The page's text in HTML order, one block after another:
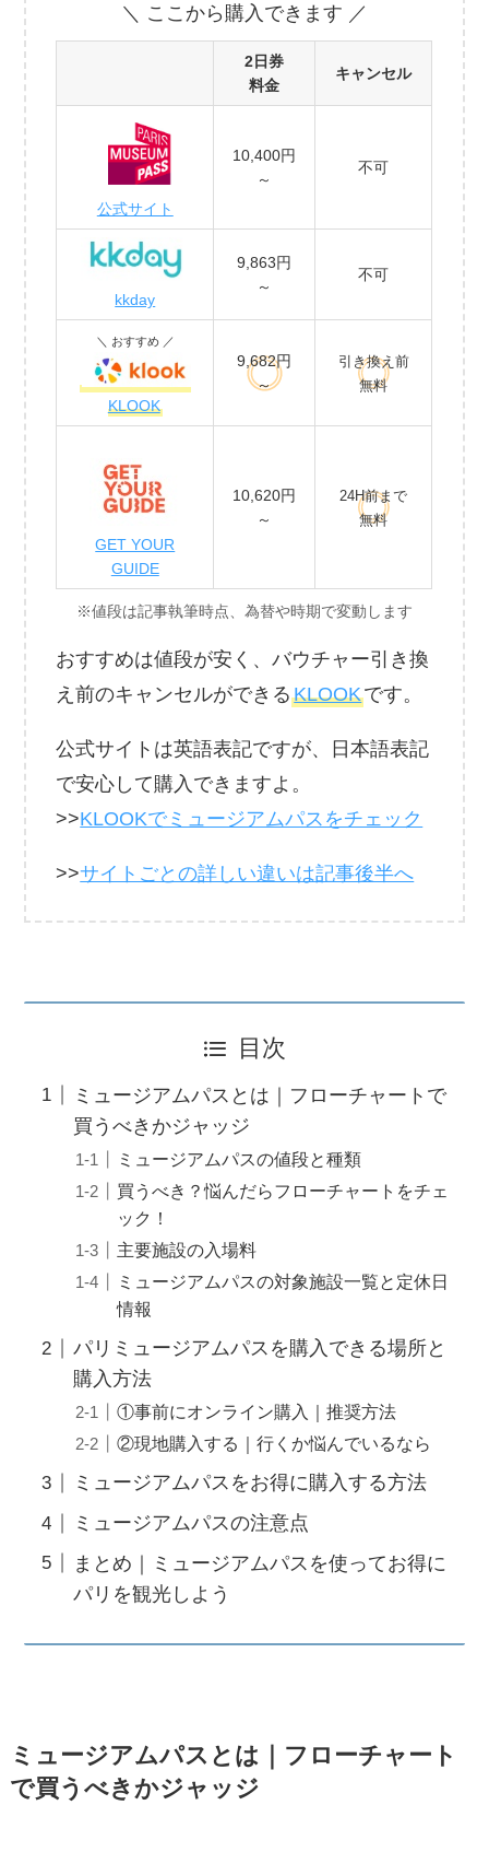
＼ ここから購入できます ／
2日券
料金
キャンセル
公式サイト
10,400円
～
不可
kkday
9,863円
～
不可
＼ おすすめ ／
KLOOK
9,682円
～
引き換え前
無料
GET YOUR
GUIDE
10,620円
～
24H前まで
無料
※値段は記事執筆時点、為替や時期で変動します
おすすめは値段が安く、バウチャー引き換
え前のキャンセルができるKLOOKです。
公式サイトは英語表記ですが、日本語表記
で安心して購入できますよ。
>>KLOOKでミュージアムパスをチェック
>>サイトごとの詳しい違いは記事後半へ
目次
ミュージアムパスとは｜フローチャートで
買うべきかジャッジ
ミュージアムパスの値段と種類
買うべき？悩んだらフローチャートをチェ
ック！
主要施設の入場料
ミュージアムパスの対象施設一覧と定休日
情報
パリミュージアムパスを購入できる場所と
購入方法
①事前にオンライン購入｜推奨方法
②現地購入する｜行くか悩んでいるなら
ミュージアムパスをお得に購入する方法
ミュージアムパスの注意点
まとめ｜ミュージアムパスを使ってお得に
パリを観光しよう
ミュージアムパスとは｜フローチャート
で買うべきかジャッジ